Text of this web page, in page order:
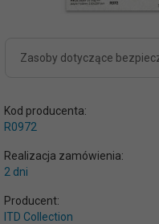
Zasoby dotyczące
Kod producenta:
R0972
Realizacja zamówienia:
2 dni
Producent:
ITD Collection